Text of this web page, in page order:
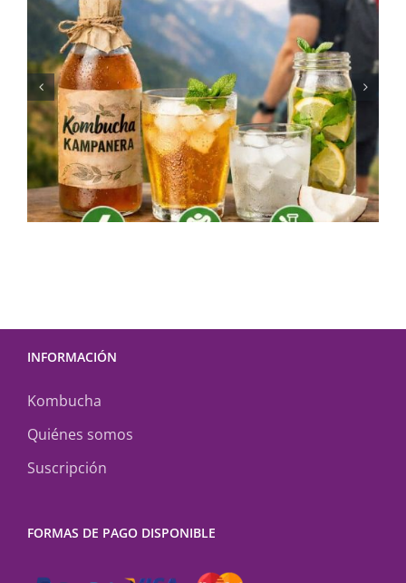
INFORMACIÓN
Kombucha
Quiénes somos
Suscripción
FORMAS DE PAGO DISPONIBLE